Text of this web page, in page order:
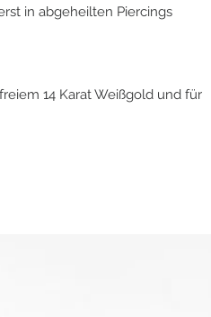
in abgeheilten Piercings
14 Karat Weißgold und für